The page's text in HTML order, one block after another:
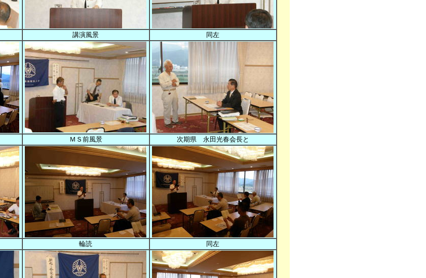
講演風景 同左
ＭＳ前風景 次期県 永田光春会長と
輪読 同左